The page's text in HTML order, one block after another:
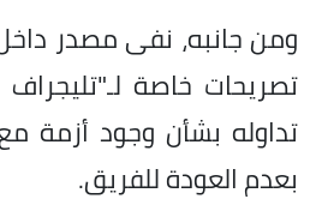
ومن جانبه، نفى مصدر
تصريحات خاصة
تداوله بشأن وجود أزمة
بعدم العودة للفريق.